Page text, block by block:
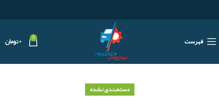
فهرست 0 ۰تومان
دسته‌بندی نشده